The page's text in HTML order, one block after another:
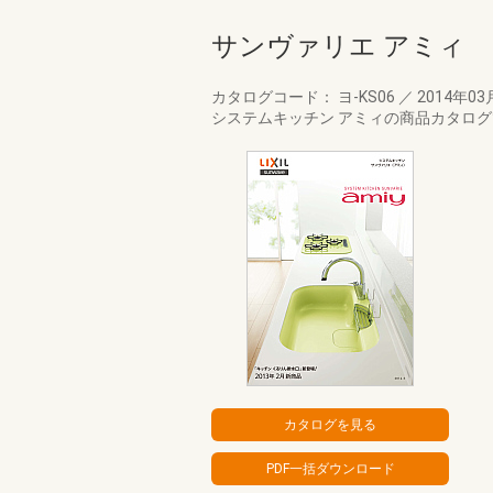
サンヴァリエ アミィ
カタログコード： ヨ-KS06 ／ 2014年03
システムキッチン アミィの商品カタログ